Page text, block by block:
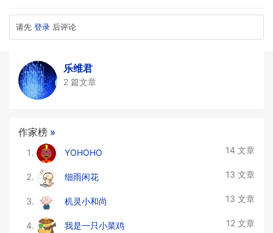
请先 登录 后评论
乐维君
2 篇文章
作家榜 »
YOHOHO 14 文章
细雨闲花 13 文章
机灵小和尚 13 文章
我是一只小菜鸡 12 文章